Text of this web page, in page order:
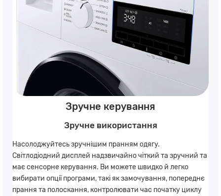
Зручне керування
Зручне використання
Насолоджуйтесь зручнішим пранням одягу.
Світлодіодний дисплей надзвичайно чіткий та зручний та
має сенсорне керування. Ви можете швидко й легко
вибирати опції програми, такі як замочування, попереднє
прання та полоскання, контролювати час початку циклу